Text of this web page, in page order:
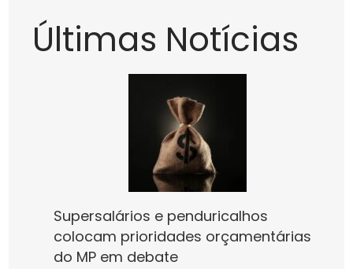
Últimas Notícias
Supersalários e penduricalhos
colocam prioridades orçamentárias
do MP em debate